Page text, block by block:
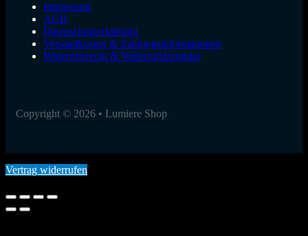
Impressum
AGB
Datenschutzerklärung
Versandkosten & Zahlungsinformationen
Widerrufsrecht & Widerrufsformular
Copyright © 2026 • Lumiere Shop
Vertrag widerrufen